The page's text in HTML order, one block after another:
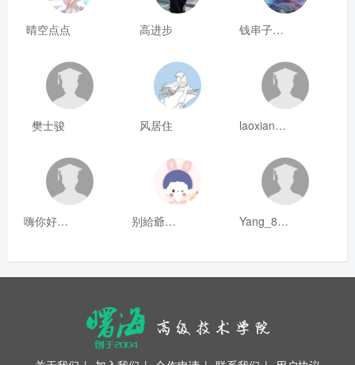
晴空点点 高进步 钱串子123
樊士骏 风居住 laoxianrou
嗨你好8mm 别給爺装纯 Yang_811